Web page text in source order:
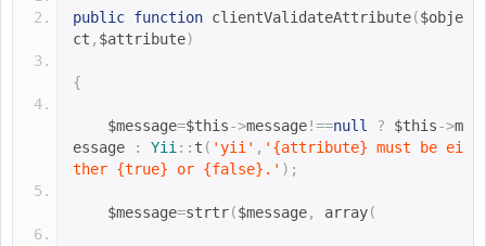
public function clientValidateAttribute($obje
ct , $attribute)
{
$message=$this->message!==null ? $this->m
essage
: Yii:: t ( 'yii' , '{attribute} must be ei
ther {true} or {false}.' );
$message=strtr($message, array(